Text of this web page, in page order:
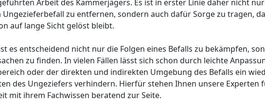
Arbeit des Kammerjägers. Es ist in erster Linie daher nicht nur
Ungezieferbefall zu entfernen, sondern auch dafür Sorge zu tragen,
auf lange Sicht gelöst bleibt.
es entscheidend nicht nur die Folgen eines Befalls zu bekämpfen,
zu finden. In vielen Fällen lässt sich schon durch leichte
oder der direkten und indirekten Umgebung des Befalls ein
des Ungeziefers verhindern. Hierfür stehen Ihnen unsere Experten
mit ihrem Fachwissen beratend zur Seite.